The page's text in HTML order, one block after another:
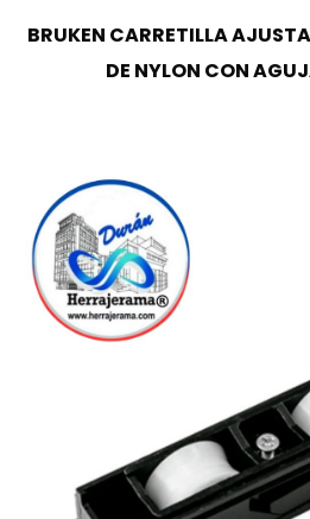
BRUKEN CARRETILLA
DE NYLON CON